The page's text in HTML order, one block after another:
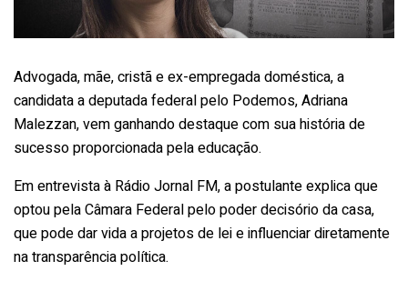
Advogada, mãe, cristã e ex-empregada doméstica, a
candidata a deputada federal pelo Podemos, Adriana
Malezzan, vem ganhando destaque com sua história de
sucesso proporcionada pela educação.
Em entrevista à Rádio Jornal FM, a postulante explica que
optou pela Câmara Federal pelo poder decisório da casa,
que pode dar vida a projetos de lei e influenciar diretamente
na transparência política.